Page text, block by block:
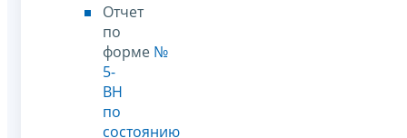
Отчет
по
форме №
5-
ВН
по
состоянию